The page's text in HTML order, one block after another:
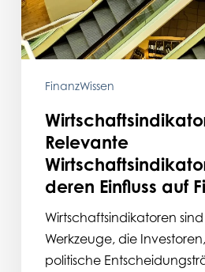
Finanzmärkte
FinanzWissen
Relevante
deren Einfluss auf
Wirtschaftsindikatoren sind
Werkzeuge, die
politische